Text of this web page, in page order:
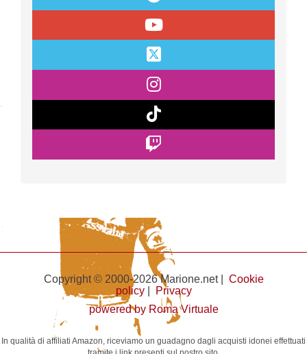
Copyright © 2000-2026 Marione.net | Cookie
policy|
Privacy
powered by Roma Virtuale
In qualità di affiliati Amazon, riceviamo un guadagno dagli acquisti idonei effettuati